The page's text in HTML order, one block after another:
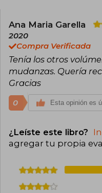
memoria
moderna. A
enfermedad
referente
numerosos
Ana Maria Garella
2020
Compra Verificada
Tenía los otros
mudanzas. Quería
Gracias
0 Esta opinión es
¿Leíste este libro?
agregar tu propia